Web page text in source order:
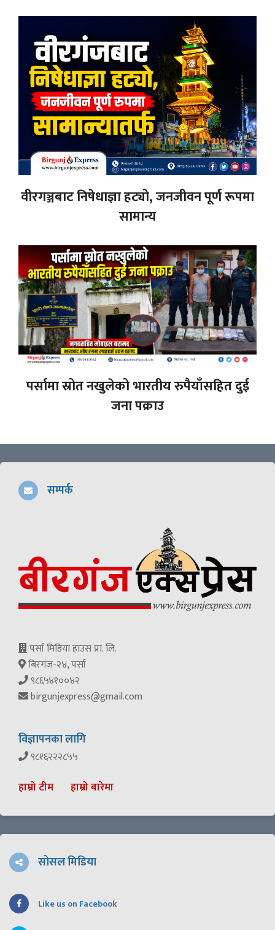
वीरगञ्जबाट निषेधाज्ञा हट्यो, जनजीवन पूर्ण रूपमा
सामान्य
पर्सामा स्रोत नखुलेको भारतीय रुपैयाँसहित दुई
जना पक्राउ
सम्पर्क
पर्सा मिडिया हाउस प्रा. लि.
बिरगंज-२४, पर्सा
९८६५४१००४२
birgunjexpress@gmail.com
विज्ञापनका लागि
९८१६२२२८५५
हाम्रो टीम हाम्रो बारेमा
सोसल मिडिया
Like us on Facebook